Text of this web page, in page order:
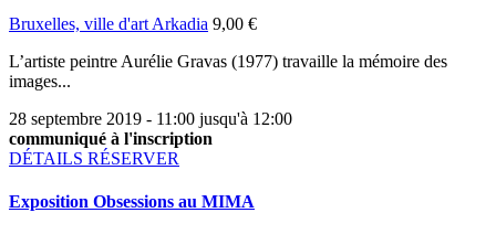
Bruxelles, ville d'art Arkadia 9,00 €
L’artiste peintre Aurélie Gravas (1977) travaille la mémoire des
images...
28 septembre 2019 - 11:00 jusqu'à 12:00
communiqué à l'inscription
DÉTAILS RÉSERVER
Exposition Obsessions au MIMA